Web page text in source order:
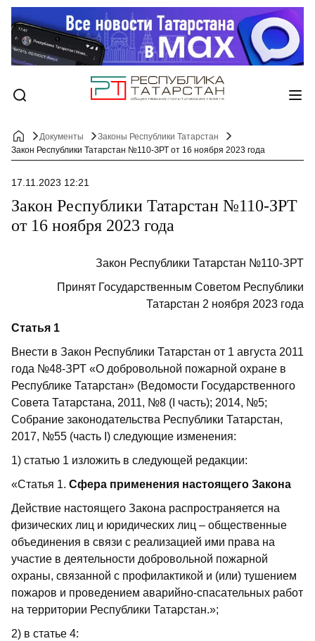
Документы
Законы Республики Татарстан
Закон Республики Татарстан №110-ЗРТ от 16 ноября 2023 года
17.11.2023 12:21
Закон Республики Татарстан №110-ЗРТ
от 16 ноября 2023 года
Закон Республики Татарстан №110-ЗРТ
Принят Государственным Советом Республики
Татарстан 2 ноября 2023 года
Статья 1
Внести в Закон Республики Татарстан от 1 августа 2011
года №48-ЗРТ «О добровольной пожарной охране в
Республике Татарстан» (Ведомости Государственного
Совета Татарстана, 2011, №8 (I часть); 2014, №5;
Собрание законодательства Республики Татарстан,
2017, №55 (часть I) следующие изменения:
1) статью 1 изложить в следующей редакции:
«Статья 1. Сфера применения настоящего Закона
Действие настоящего Закона распространяется на
физических лиц и юридических лиц – общественные
объединения в связи с реализацией ими права на
участие в деятельности добровольной пожарной
охраны, связанной с профилактикой и (или) тушением
пожаров и проведением аварийно-спасательных работ
на территории Республики Татарстан.»;
2) в статье 4: